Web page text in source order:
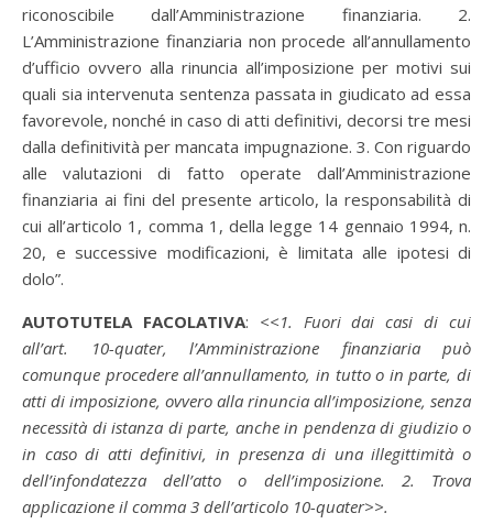
riconoscibile dall’Amministrazione finanziaria. 2.
L’Amministrazione finanziaria non procede all’annullamento
d’ufficio ovvero alla rinuncia all’imposizione per motivi sui
quali sia intervenuta sentenza passata in giudicato ad essa
favorevole, nonché in caso di atti definitivi, decorsi tre mesi
dalla definitività per mancata impugnazione. 3. Con riguardo
alle valutazioni di fatto operate dall’Amministrazione
finanziaria ai fini del presente articolo, la responsabilità di
cui all’articolo 1, comma 1, della legge 14 gennaio 1994, n.
20, e successive modificazioni, è limitata alle ipotesi di
dolo”.
AUTOTUTELA FACOLATIVA: <<1. Fuori dai casi di cui
all’art. 10-quater, l’Amministrazione finanziaria può
comunque procedere all’annullamento, in tutto o in parte, di
atti di imposizione, ovvero alla rinuncia all’imposizione, senza
necessità di istanza di parte, anche in pendenza di giudizio o
in caso di atti definitivi, in presenza di una illegittimità o
dell’infondatezza dell’atto o dell’imposizione. 2. Trova
applicazione il comma 3 dell’articolo 10-quater>>.